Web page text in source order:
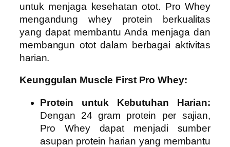
untuk menjaga kesehatan otot. Pro Whey
mengandung whey protein berkualitas
yang dapat membantu Anda menjaga dan
membangun otot dalam berbagai aktivitas
harian.
Keunggulan Muscle First Pro Whey:
Protein untuk Kebutuhan Harian:
Dengan 24 gram protein per sajian,
Pro Whey dapat menjadi sumber
asupan protein harian yang membantu